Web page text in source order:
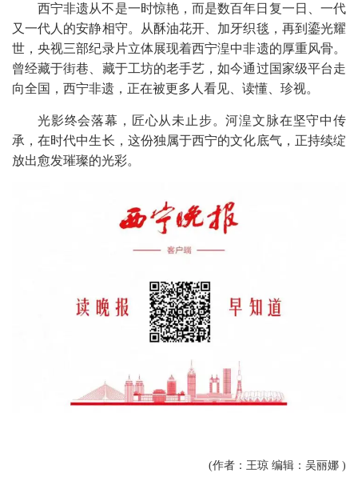
西宁非遗从不是一时惊艳，而是数百年日复一日、一代
又一代人的安静相守。从酥油花开、加牙织毯，再到鎏光耀
世，央视三部纪录片立体展现着西宁湟中非遗的厚重风骨。
曾经藏于街巷、藏于工坊的老手艺，如今通过国家级平台走
向全国，西宁非遗，正在被更多人看见、读懂、珍视。
光影终会落幕，匠心从未止步。河湟文脉在坚守中传
承，在时代中生长，这份独属于西宁的文化底气，正持续绽
放出愈发璀璨的光彩。
(作者：王琼 编辑：吴丽娜 )